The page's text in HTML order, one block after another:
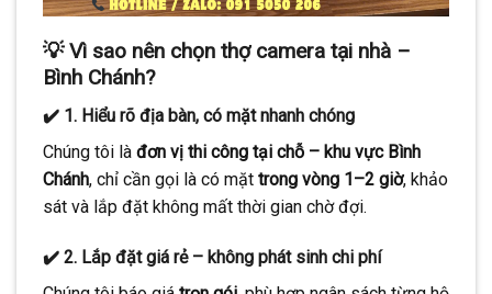
💡 Vì sao nên chọn thợ camera tại nhà –
Bình Chánh?
✔️ 1. Hiểu rõ địa bàn, có mặt nhanh chóng
Chúng tôi là đơn vị thi công tại chỗ – khu vực Bình
Chánh, chỉ cần gọi là có mặt trong vòng 1–2 giờ, khảo
sát và lắp đặt không mất thời gian chờ đợi.
✔️ 2. Lắp đặt giá rẻ – không phát sinh chi phí